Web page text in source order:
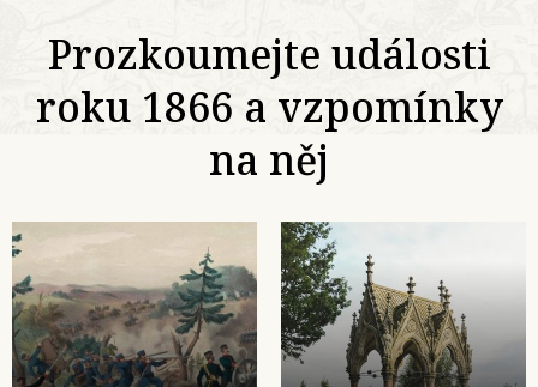
Prozkoumejte události
roku 1866 a vzpomínky
na něj